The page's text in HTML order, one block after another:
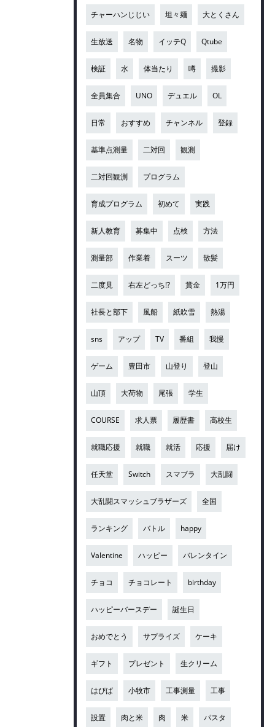
チャーハンじじい 坦々麺 大とくさん
生放送 名物 イッテQ Qtube
検証 水 体当たり 噂 撮影
全員集合 UNO デュエル OL
日常 おすすめ チャンネル 登録
基準点測量 二対回 観測
二対回観測 プログラム
育成プログラム 初めて 実践
新人教育 募集中 点検 方法
測量部 作業着 スーツ 散髪
二度見 右左どっち!? 賞金 1万円
社長と部下 風船 紙吹雪 熱湯
sns アップ TV 番組 我慢
ゲーム 豊田市 山登り 登山
山頂 大荷物 尾張 学生
COURSE 求人票 履歴書 高校生
就職応援 就職 就活 応援 届け
任天堂 Switch スマブラ 大乱闘
大乱闘スマッシュブラザーズ 全国
ランキング バトル happy
Valentine ハッピー バレンタイン
チョコ チョコレート birthday
ハッピーバースデー 誕生日
おめでとう サプライズ ケーキ
ギフト プレゼント 生クリーム
はぴば 小牧市 工事測量 工事
設置 肉と米 肉 米 パスタ